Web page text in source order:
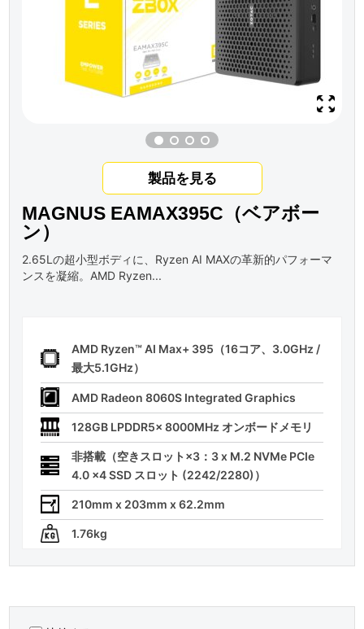
製品を見る
MAGNUS EAMAX395C（ベアボー
ン）
2.65Lの超小型ボディに、Ryzen AI MAXの革新的パフォーマ
ンスを凝縮。AMD Ryzen...
AMD Ryzen™ AI Max+ 395（16コア、3.0GHz /
最大5.1GHz）
AMD Radeon 8060S Integrated Graphics
128GB LPDDR5x 8000MHz オンボードメモリ
非搭載（空きスロット×3：3 x M.2 NVMe PCIe
4.0 x4 SSD スロット (2242/2280)）
210mm x 203mm x 62.2mm
1.76kg